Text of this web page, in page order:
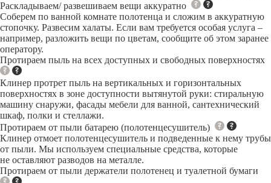
Раскладываем/ развешиваем вещи аккуратно
Соберем по ванной комнате полотенца и сложим в аккуратную
стопочку. Развесим халаты. Если вам требуется особая услуга –
например, разложить вещи по цветам, сообщите об этом заранее
оператору.
Протираем пыль на всех доступных и свободных поверхностях
Клинер протрет пыль на вертикальных и горизонтальных
поверхностях в зоне доступности вытянутой руки: стиральную
машину снаружи, фасады мебели для ванной, сантехнический
шкаф, полки и стеллажи.
Протираем от пыли батарею (полотенцесушитель)
Клинер отмоет полотенцесушитель и подведенные к нему трубы
от пыли. Мы используем специальные средства, которые
не оставляют разводов на металле.
Протираем от пыли держатели полотенец и туалетной бумаги